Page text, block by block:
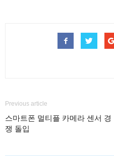
Previous article
스마트폰 멀티플 카메라 센서 경
쟁 돌입